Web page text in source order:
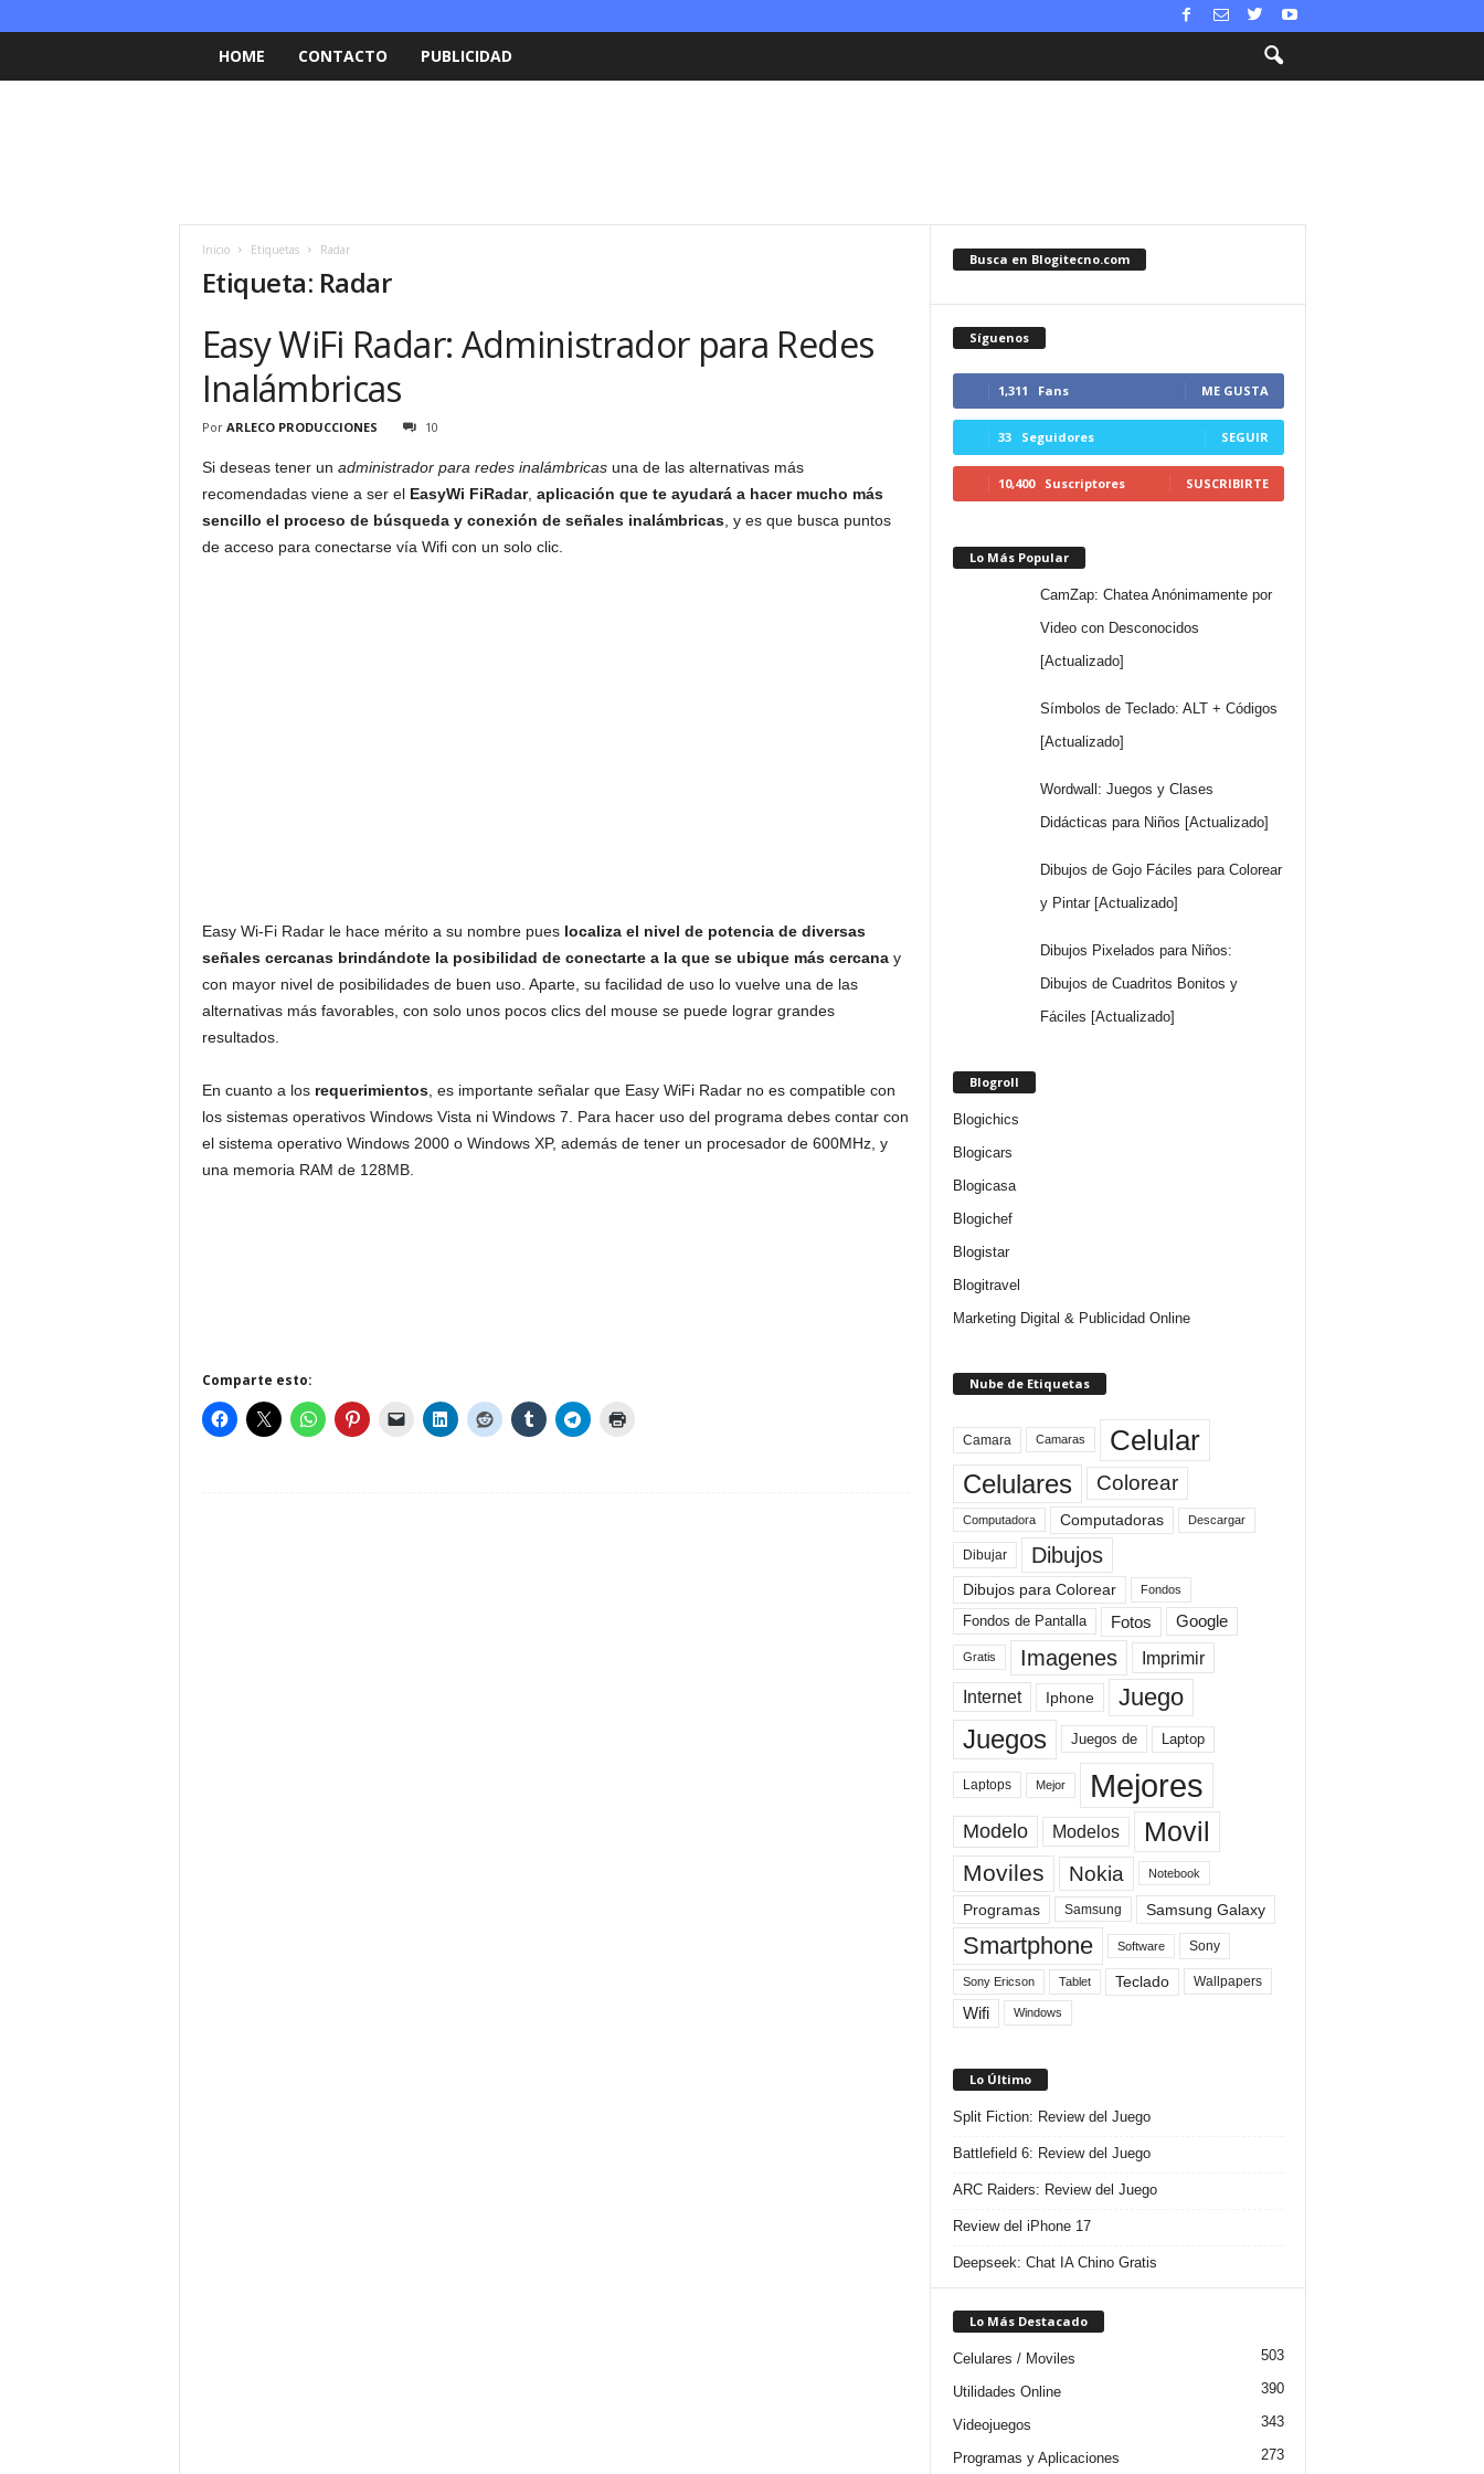
HOME CONTACTO PUBLICIDAD
Inicio Etiquetas Radar
Etiqueta: Radar
Easy WiFi Radar: Administrador para Redes
Inalámbricas
Por ARLECO PRODUCCIONES 10
Si deseas tener un administrador para redes inalámbricas una de las alternativas más
recomendadas viene a ser el EasyWi FiRadar, aplicación que te ayudará a hacer mucho más
sencillo el proceso de búsqueda y conexión de señales inalámbricas, y es que busca puntos
de acceso para conectarse vía Wifi con un solo clic.
Easy Wi-Fi Radar le hace mérito a su nombre pues localiza el nivel de potencia de diversas
señales cercanas brindándote la posibilidad de conectarte a la que se ubique más cercanay
con mayor nivel de posibilidades de buen uso. Aparte, su facilidad de uso lo vuelve una de las
alternativas más favorables, con solo unos pocos clics del mouse se puede lograr grandes
resultados.
En cuanto a los requerimientos, es importante señalar que Easy WiFi Radar no es compatible con
los sistemas operativos Windows Vista ni Windows 7. Para hacer uso del programa debes contar con
el sistema operativo Windows 2000 o Windows XP, además de tener un procesador de 600MHz, y
una memoria RAM de 128MB.
Comparte esto:
Busca en Blogitecno.com
Síguenos
1,311 Fans ME GUSTA
33 Seguidores SEGUIR
10,400 Suscriptores SUSCRIBIRTE
Lo Más Popular
CamZap: Chatea Anónimamente por
Video con Desconocidos
[Actualizado]
Símbolos de Teclado: ALT + Códigos
[Actualizado]
Wordwall: Juegos y Clases
Didácticas para Niños [Actualizado]
Dibujos de Gojo Fáciles para Colorear
y Pintar [Actualizado]
Dibujos Pixelados para Niños:
Dibujos de Cuadritos Bonitos y
Fáciles [Actualizado]
Blogroll
Blogichics
Blogicars
Blogicasa
Blogichef
Blogistar
Blogitravel
Marketing Digital & Publicidad Online
Nube de Etiquetas
Camara Camaras Celular
Celulares Colorear
Computadora Computadoras Descargar
Dibujar Dibujos
Dibujos para Colorear Fondos
Fondos de Pantalla Fotos Google
Gratis Imagenes Imprimir
Internet Iphone Juego
Juegos Juegos de Laptop
Laptops Mejor Mejores
Modelo Modelos Movil
Moviles Nokia Notebook
Programas Samsung Samsung Galaxy
Smartphone Software Sony
Sony Ericson Tablet Teclado Wallpapers
Wifi Windows
Lo Último
Split Fiction: Review del Juego
Battlefield 6: Review del Juego
ARC Raiders: Review del Juego
Review del iPhone 17
Deepseek: Chat IA Chino Gratis
Lo Más Destacado
Celulares / Moviles 503
Utilidades Online 390
Videojuegos 343
Programas y Aplicaciones 273